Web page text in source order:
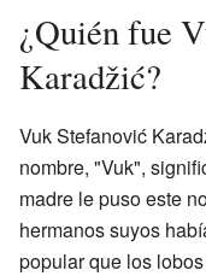
¿Quién fue
Karadžić?
Vuk Stefanović
nombre, "Vuk",
madre le puso este
hermanos suyos
popular que los